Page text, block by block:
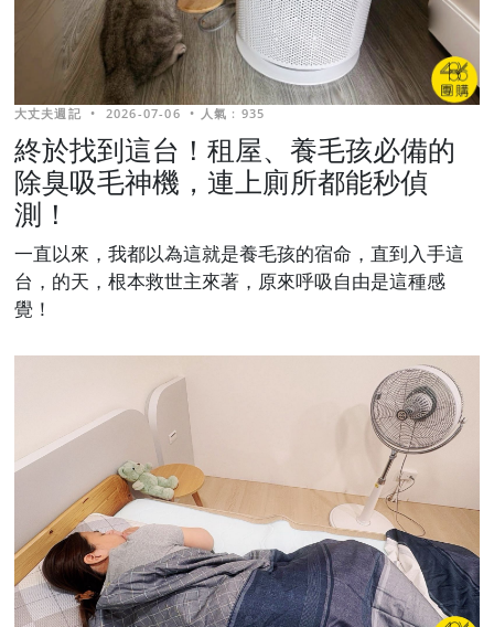
大丈夫週記 • 2026-07-06 • 人氣 : 935
終於找到這台！租屋、養毛孩必備的
除臭吸毛神機，連上廁所都能秒偵
測！
一直以來，我都以為這就是養毛孩的宿命，直到入手這
台，的天，根本救世主來著，原來呼吸自由是這種感
覺！